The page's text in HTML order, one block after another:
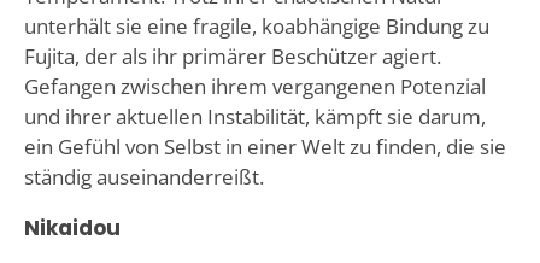
unterhält sie eine fragile, koabhängige Bindung zu
Fujita, der als ihr primärer Beschützer agiert.
Gefangen zwischen ihrem vergangenen Potenzial
und ihrer aktuellen Instabilität, kämpft sie darum,
ein Gefühl von Selbst in einer Welt zu finden, die sie
ständig auseinanderreißt.
Nikaidou